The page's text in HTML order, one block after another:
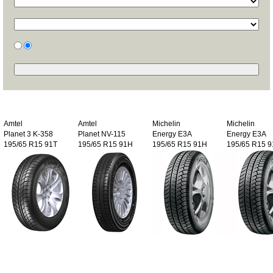
Amtel
Planet 3 K-358
195/65 R15 91T
Amtel
Planet NV-115
195/65 R15 91H
Michelin
Energy E3A
195/65 R15 91H
Michelin
Energy E3A
195/65 R15